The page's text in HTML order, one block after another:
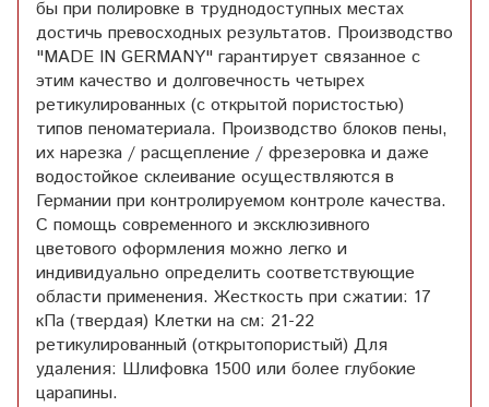
бы при полировке в труднодоступных местах
достичь превосходных результатов. Производство
"MADE IN GERMANY" гарантирует связанное с
этим качество и долговечность четырех
ретикулированных (с открытой пористостью)
типов пеноматериала. Производство блоков пены,
их нарезка / расщепление / фрезеровка и даже
водостойкое склеивание осуществляются в
Германии при контролируемом контроле качества.
С помощь современного и эксклюзивного
цветового оформления можно легко и
индивидуально определить соответствующие
области применения. Жесткость при сжатии: 17
кПа (твердая) Клетки на см: 21-22
ретикулированный (открытопористый) Для
удаления: Шлифовка 1500 или более глубокие
царапины.